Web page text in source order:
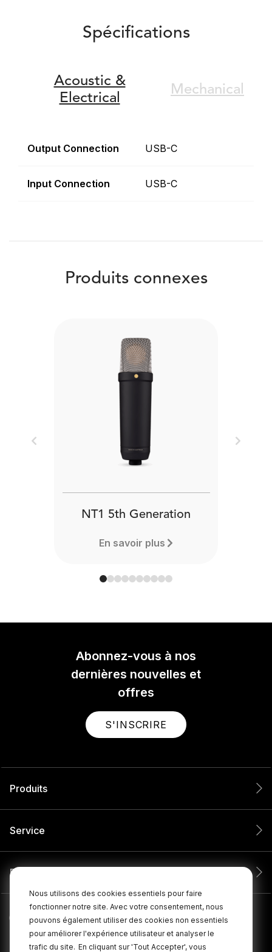
Nous utilisons des cookies essentiels pour faire
fonctionner notre site. Avec votre consentement, nous
pouvons également utiliser des cookies non essentiels
pour améliorer l'expérience utilisateur et analyser le
trafic du site. En cliquant sur 'Tout Accepter', vous
Spécifications
Acoustic &
Electrical
Mechanical
Output Connection USB-C
Input Connection USB-C
Produits connexes
NT1 5th Generation
En savoir plus
Previous Next
Abonnez-vous à nos
dernières nouvelles et
offres
S'INSCRIRE
Produits
Service
Entreprise